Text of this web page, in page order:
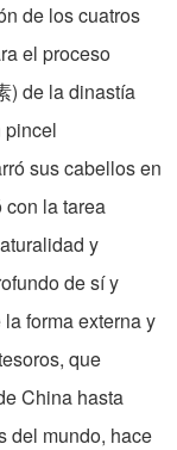
de los cuatros
el proceso
) de la dinastía
pincel
sus cabellos en
con la tarea
y
de sí y
forma externa y
que
China hasta
del mundo, hace